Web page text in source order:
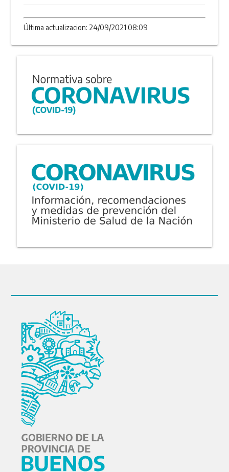
Última actualizacion: 24/09/2021 08:09